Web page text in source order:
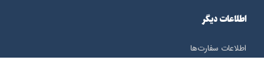
اطلاعات دیگر
اطلاعات سفارت‌ها